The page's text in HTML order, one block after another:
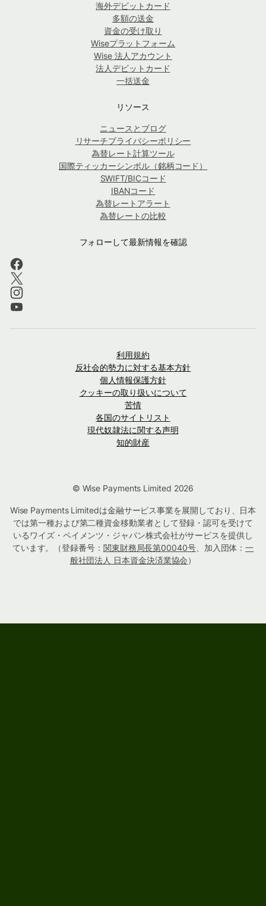
海外デビットカード
多額の送金
資金の受け取り
Wiseプラットフォーム
Wise 法人アカウント
法人デビットカード
一括送金
リソース
ニュースとブログ
リサーチプライバシーポリシー
為替レート計算ツール
国際ティッカーシンボル（銘柄コード）
SWIFT/BICコード
IBANコード
為替レートアラート
為替レートの比較
フォローして最新情報を確認
利用規約
反社会的勢力に対する基本方針
個人情報保護方針
クッキーの取り扱いについて
苦情
各国のサイトリスト
現代奴隷法に関する声明
知的財産
© Wise Payments Limited 2026
Wise Payments Limitedは金融サービス事業を展開しており、日本
では第一種および第二種資金移動業者として登録・認可を受けて
いるワイズ・ペイメンツ・ジャパン株式会社がサービスを提供し
ています。（登録番号： 関東財務局長第00040号、加入団体：一
般社団法人 日本資金決済業協会）